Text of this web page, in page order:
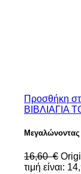
Προσθήκη
ΒΙΒΛΙΑΓΙΑ
16,60 €
τιμή είναι: